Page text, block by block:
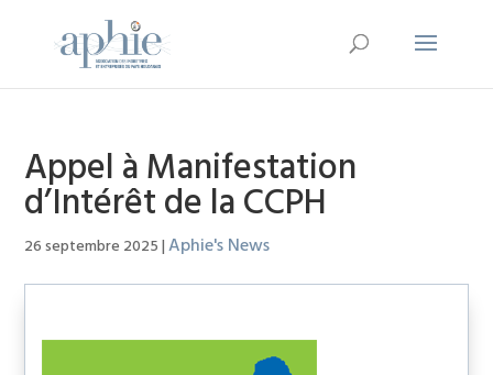
Appel à Manifestation
d’Intérêt de la CCPH
26 septembre 2025|Aphie's News